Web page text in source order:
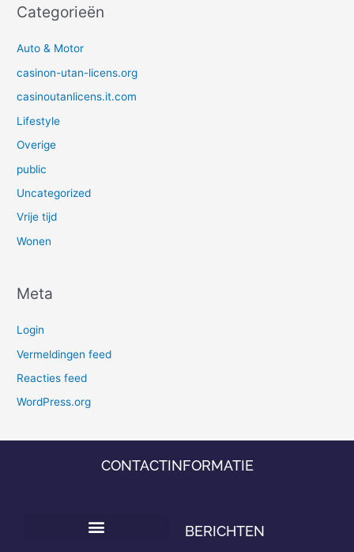
Categorieën
Auto & Motor
casinon-utan-licens.org
casinoutanlicens.it.com
Lifestyle
Overige
public
Uncategorized
Vrije tijd
Wonen
Meta
Login
Vermeldingen feed
Reacties feed
WordPress.org
CONTACTINFORMATIE
BERICHTEN